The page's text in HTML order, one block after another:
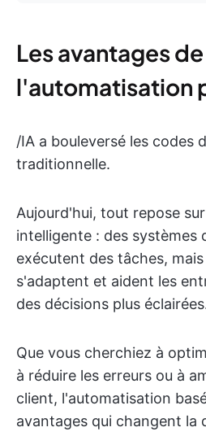
Les avantages de
l'automatisation
/IA a bouleversé les codes
traditionnelle.
Aujourd'hui, tout repose
intelligente : des systèmes
exécutent des tâches,
s'adaptent et aident les
des décisions plus
Que vous cherchiez à
à réduire les erreurs ou à
client, l'automatisation
avantages qui changent la